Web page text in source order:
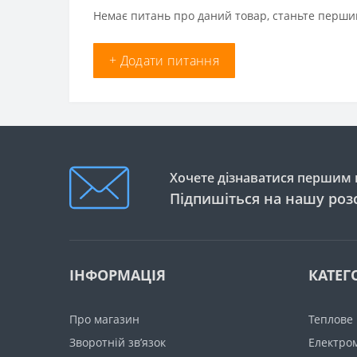
Немає питань про даний товар, станьте
+ Додати питання
Хочете дізнаватися першим
Підпишіться на нашу
ІНФОРМАЦІЯ
Про магазин
Зворотній зв’язок
Теплове